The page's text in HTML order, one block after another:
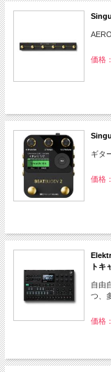
価格
ギタ
価格
トキ
自由
つ、
価格